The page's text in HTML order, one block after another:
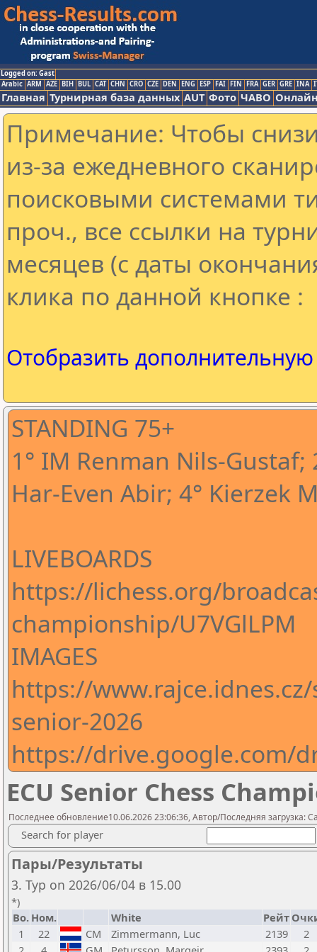
Logged on: Gast
Arabic ARM AZE BIH BUL CAT CHN CRO CZE DEN ENG ESP FAI FIN FRA GER GRE INA
Главная Турнирная база данных AUT Фото ЧАВО
Примечание: Чтобы
из-за ежедневного
поисковыми системами
проч., все ссылки на
месяцев (с даты
клика по данной кнопке :
Отобразить
STANDING 75+
1° IM Renman Nils-
Har-Even Abir; 4° Kierzek
LIVEBOARDS
https://lichess.org/
championship/U7VGlLPM
IMAGES
https://
senior-2026
https://drive.google.com/
ECU Senior Chess
Последнее обновление10.06.2026 23:06:36, Автор/Последняя загрузка:
Search for player
Пары/Результаты
3. Тур on 2026/06/04 в 15.00
*)
Bo. Ном. White Рейт
1
22 CM Zimmermann, Luc 2139
2